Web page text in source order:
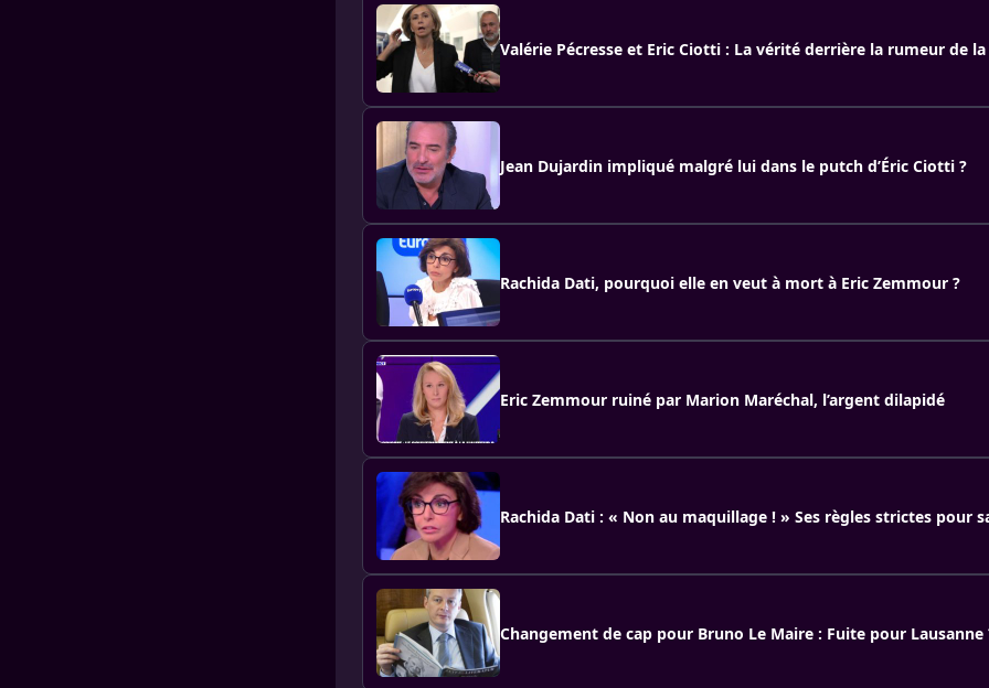
Valérie Pécresse et Eric Ciotti : La vérité derrière la rumeur de
Jean Dujardin impliqué malgré lui dans le putch d’Éric Ciotti ?
Rachida Dati, pourquoi elle en veut à mort à Eric Zemmour ?
Eric Zemmour ruiné par Marion Maréchal, l’argent dilapidé
Rachida Dati : « Non au maquillage ! » Ses règles strictes pour
Changement de cap pour Bruno Le Maire : Fuite pour Lausanne